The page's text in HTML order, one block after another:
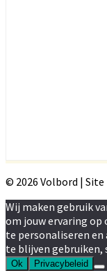
© 2026 Volbord | Site
Wij maken gebruik
om jouw ervaring
te personaliseren en
te blijven gebruiken,
Ok Privacybeleid